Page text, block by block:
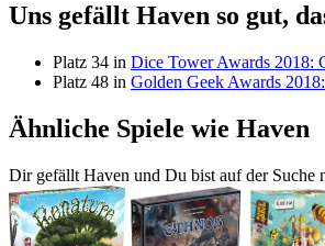
Uns gefällt Haven so gut,
Platz 34 in Dice Tower Awards 2018:
Platz 48 in Golden Geek Awards
Ähnliche Spiele wie Haven
Dir gefällt Haven und Du bist auf der Suche